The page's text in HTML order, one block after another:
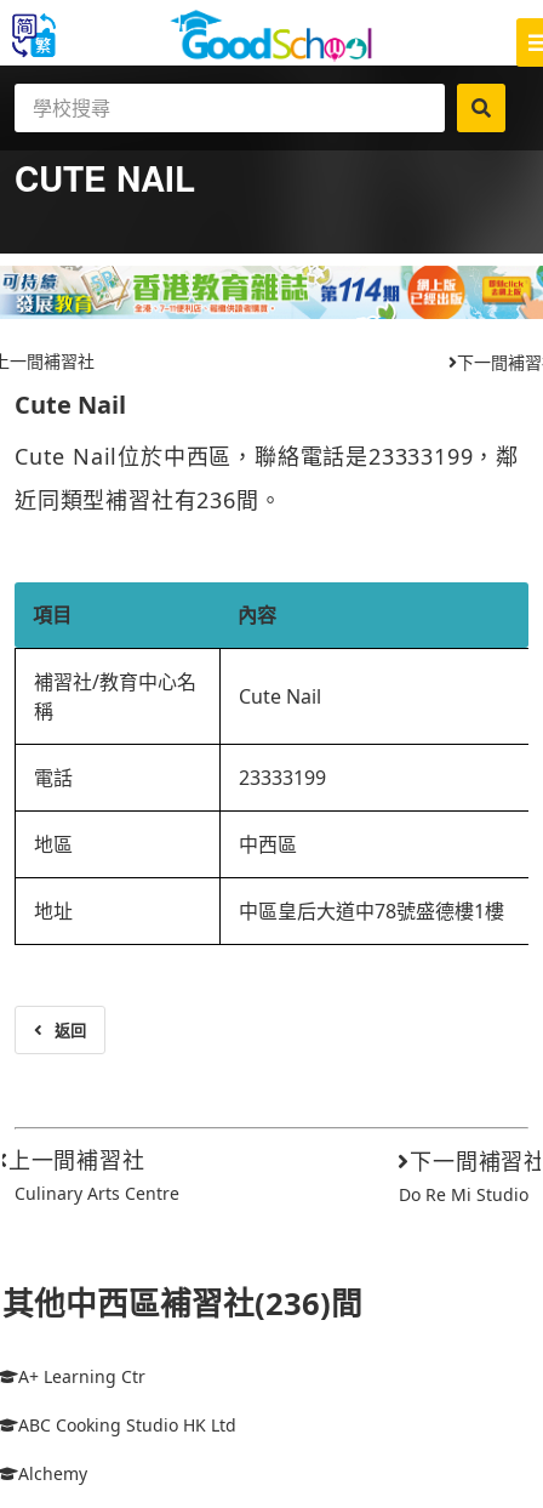
CUTE NAIL
一間補習社 下一間補
Cute Nail
Cute Nail位於中西區，聯絡電話是23333199，鄰
近同類型補習社有236間。
項目 內容
補習社/教育中心名
稱
Cute Nail
電話 23333199
地區 中西區
地址 中區皇后大道中78號盛德樓1樓
返回
上一間補習社
Culinary Arts Centre
下一間補習
Do Re Mi Studio
其他中西區補習社(236)間
A+ Learning Ctr
ABC Cooking Studio HK Ltd
Alchemy